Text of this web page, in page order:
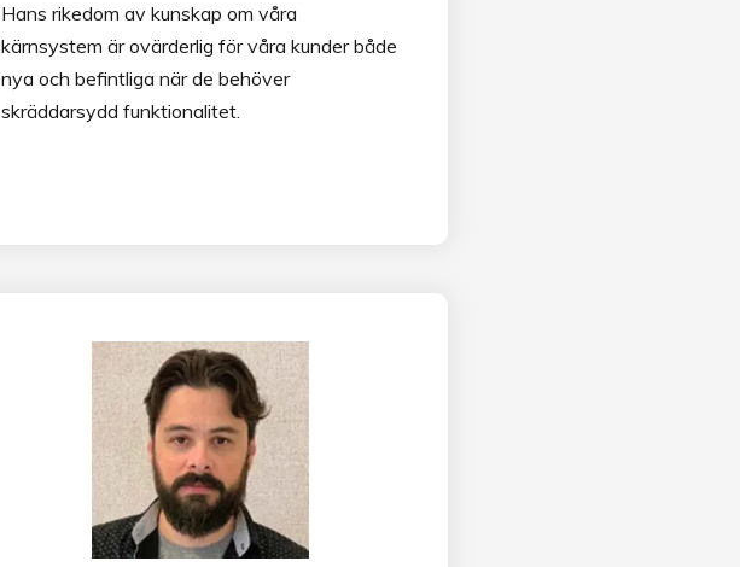
Hans rikedom av kunskap om våra
kärnsystem är ovärderlig för våra kunder både
nya och befintliga när de behöver
skräddarsydd funktionalitet.